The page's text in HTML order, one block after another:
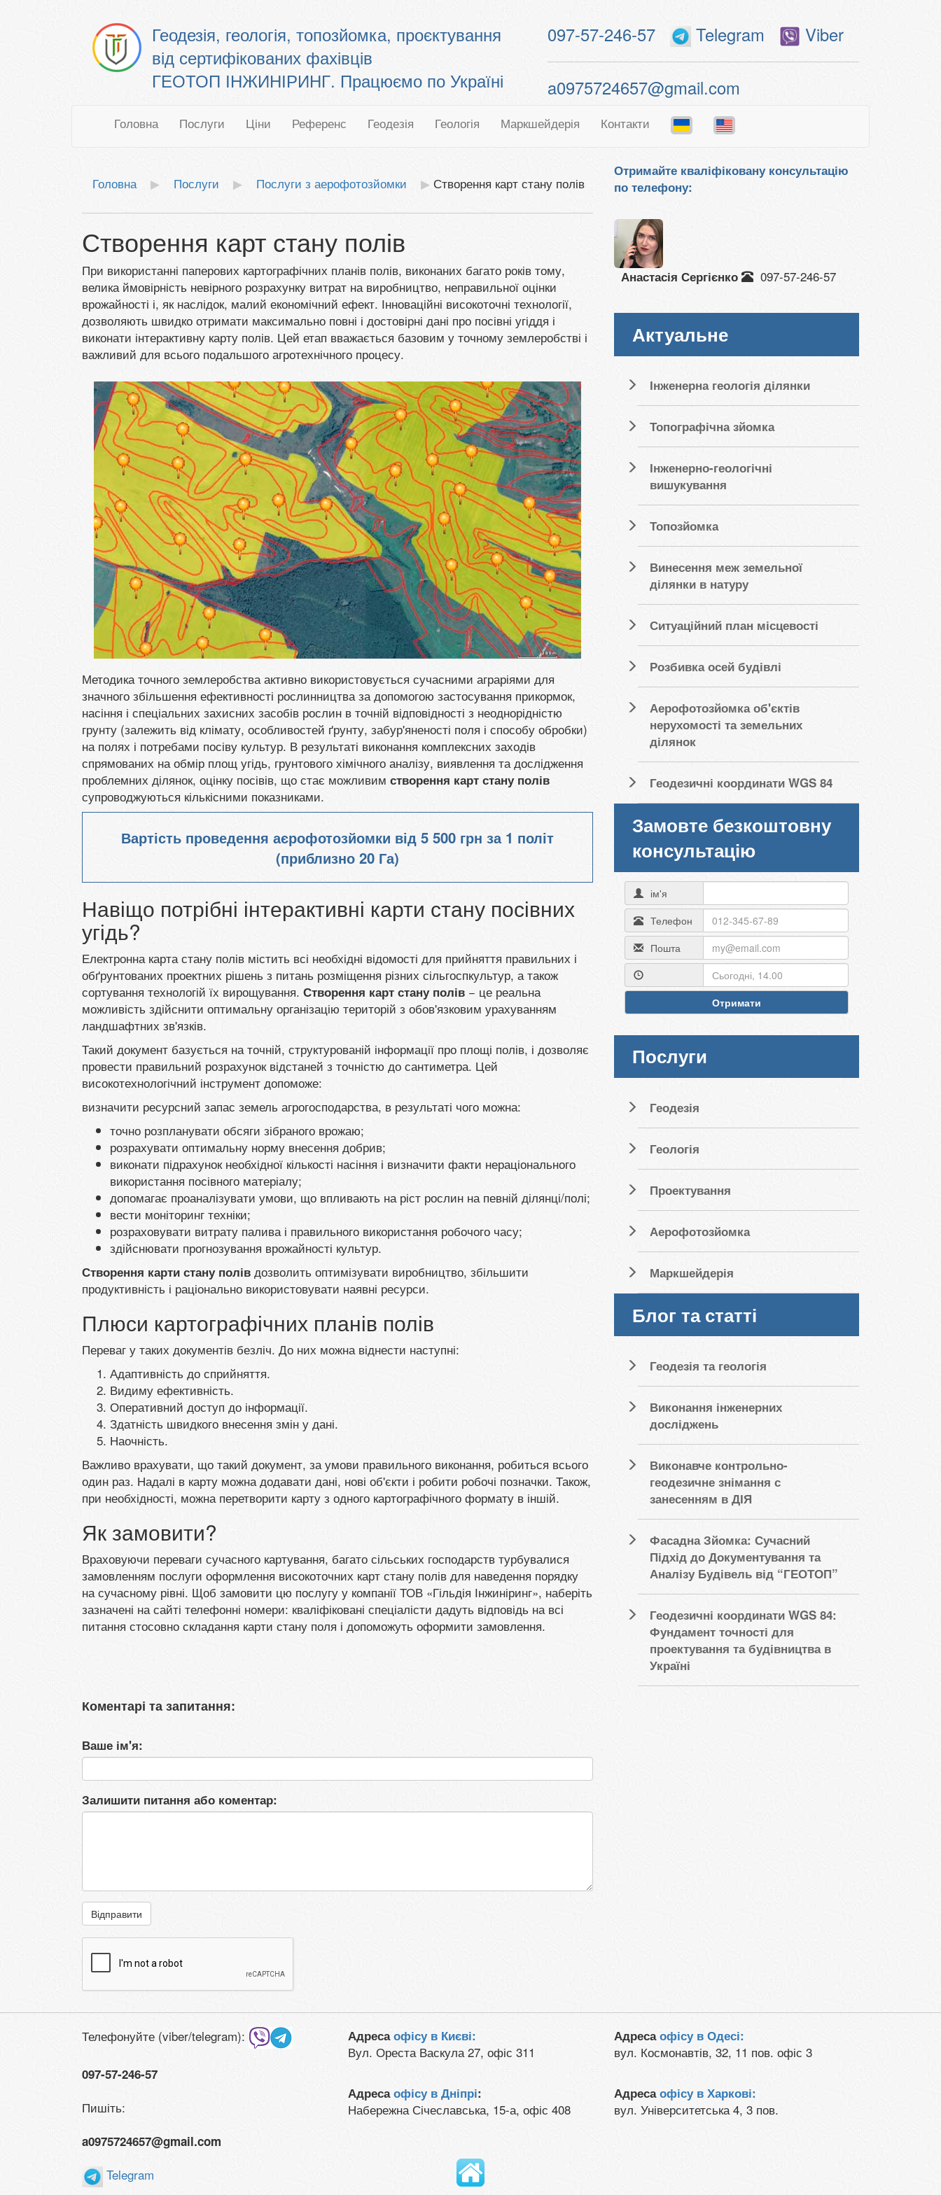
Геодезія, геологія, топозйомка, проєктування
від сертифікованих фахівців
ГЕОТОП ІНЖИНІРИНГ. Працюємо по Україні
097-57-246-57 Telegram Viber
a0975724657@gmail.com
Головна Послуги Ціни Референс Геодезія Геологія Маркшейдерія Контакти
Головна Послуги Послуги з аерофотозйомки Створення карт стану полів
Створення карт стану полів
При використанні паперових картографічних планів полів, виконаних багато років тому,
велика ймовірність невірного розрахунку витрат на виробництво, неправильної оцінки
врожайності і, як наслідок, малий економічний ефект. Інноваційні високоточні технології,
дозволяють швидко отримати максимально повні і достовірні дані про посівні угіддя і
виконати інтерактивну карту полів. Цей етап вважається базовим у точному землеробстві і
важливий для всього подальшого агротехнічного процесу.
Методика точного землеробства активно використовується сучасними аграріями для
значного збільшення ефективності рослинництва за допомогою застосування прикормок,
насіння і спеціальних захисних засобів рослин в точній відповідності з неоднорідністю
грунту (залежить від клімату, особливостей ґрунту, забур'яненості поля і способу обробки)
на полях і потребами посіву культур. В результаті виконання комплексних заходів
спрямованих на обмір площ угідь, грунтового хімічного аналізу, виявлення та дослідження
проблемних ділянок, оцінку посівів, що стає можливим створення карт стану полів
супроводжуються кількісними показниками.
Вартість проведення аєрофотозйомки від 5 500 грн за 1 політ
(приблизно 20 Га)
Навіщо потрібні інтерактивні карти стану посівних
угідь?
Електронна карта стану полів містить всі необхідні відомості для прийняття правильних і
обґрунтованих проектних рішень з питань розміщення різних сільгоспкультур, а також
сортування технологій їх вирощування. Створення карт стану полів − це реальна
можливість здійснити оптимальну організацію територій з обов'язковим урахуванням
ландшафтних зв'язків.
Такий документ базується на точній, структурованій інформації про площі полів, і дозволяє
провести правильний розрахунок відстаней з точністю до сантиметра. Цей
високотехнологічний інструмент допоможе:
визначити ресурсний запас земель агрогосподарства, в результаті чого можна:
точно розпланувати обсяги зібраного врожаю;
розрахувати оптимальну норму внесення добрив;
виконати підрахунок необхідної кількості насіння і визначити факти нераціонального
використання посівного матеріалу;
допомагає проаналізувати умови, що впливають на ріст рослин на певній ділянці/полі;
вести моніторинг техніки;
розраховувати витрату палива і правильного використання робочого часу;
здійснювати прогнозування врожайності культур.
Створення карти стану полів дозволить оптимізувати виробництво, збільшити
продуктивність і раціонально використовувати наявні ресурси.
Плюси картографічних планів полів
Переваг у таких документів безліч. До них можна віднести наступні:
Адаптивність до сприйняття.
Видиму ефективність.
Оперативний доступ до інформації.
Здатність швидкого внесення змін у дані.
Наочність.
Важливо врахувати, що такий документ, за умови правильного виконання, робиться всього
один раз. Надалі в карту можна додавати дані, нові об'єкти і робити робочі позначки. Також,
при необхідності, можна перетворити карту з одного картографічного формату в іншій.
Як замовити?
Враховуючи переваги сучасного картування, багато сільських господарств турбувалися
замовленням послуги оформлення високоточних карт стану полів для наведення порядку
на сучасному рівні. Щоб замовити цю послугу у компанії ТОВ «Гільдія Інжиніринг», наберіть
зазначені на сайті телефонні номери: кваліфіковані спеціалісти дадуть відповідь на всі
питання стосовно складання карти стану поля і допоможуть оформити замовлення.
Коментарі та запитання:
Ваше ім'я:
Залишити питання або коментар:
Відправити
Отримайте кваліфіковану консультацію
по телефону:
Анастасія Сергієнко 097-57-246-57
Актуальне
Інженерна геологія ділянки
Топографічна зйомка
Інженерно-геологічні
вишукування
Топозйомка
Винесення меж земельної
ділянки в натуру
Ситуаційний план місцевості
Розбивка осей будівлі
Аерофотозйомка об'єктів
нерухомості та земельних
ділянок
Геодезичні координати WGS 84
Замовте безкоштовну
консультацію
ім'я
Телефон
Пошта
Отримати
Послуги
Геодезія
Геологія
Проектування
Аерофотозйомка
Маркшейдерія
Блог та статті
Геодезія та геологія
Виконання інженерних
досліджень
Виконавче контрольно-
геодезичне знімання с
занесенням в ДІЯ
Фасадна Зйомка: Сучасний
Підхід до Документування та
Аналізу Будівель від “ГЕОТОП”
Геодезичні координати WGS 84:
Фундамент точності для
проектування та будівництва в
Україні
Телефонуйте (viber/telegram):
097-57-246-57
Пишіть:
a0975724657@gmail.com
Telegram
Адресаофісу в Києві:
Вул. Ореста Васкула 27, офіс 311
Адресаофісу в Дніпрі:
Набережна Січеславська, 15-а, офіс 408
Адресаофісу в Одесі:
вул. Космонавтів, 32, 11 пов. офіс 3
Адресаофісу в Харкові:
вул. Університетська 4, 3 пов.